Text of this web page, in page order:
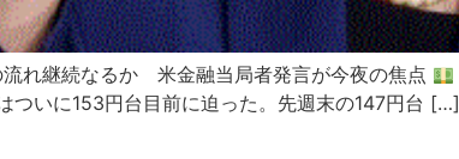
流れ継続なるか 米金融当局者発言が今夜の焦点
ついに153円台目前に迫った。先週末の147円台 […]